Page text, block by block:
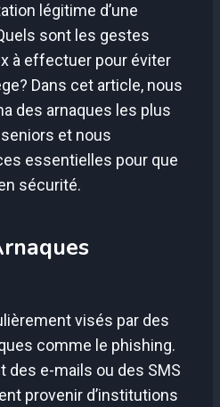
légitime d’une
sont les gestes
à effectuer pour éviter
Dans cet article, nous
des arnaques les plus
et nous
essentielles pour que
sécurité.
visés par des
comme le phishing.
des e-mails ou des SMS
provenir d’institutions